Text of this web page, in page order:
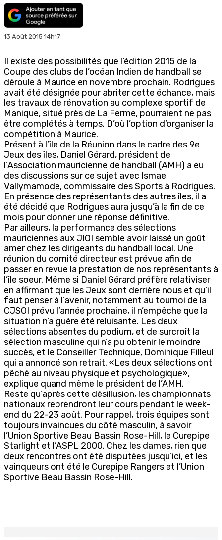
13 Août 2015 14h17
Il existe des possibilités que l’édition 2015 de la
Coupe des clubs de l’océan Indien de handball se
déroule à Maurice en novembre prochain. Rodrigues
avait été désignée pour abriter cette échance, mais
les travaux de rénovation au complexe sportif de
Manique, situé près de La Ferme, pourraient ne pas
être complétés à temps. D’où l’option d’organiser la
compétition à Maurice.
Présent à l’île de la Réunion dans le cadre des 9e
Jeux des îles, Daniel Gérard, président de
l’Association mauricienne de handball (AMH) a eu
des discussions sur ce sujet avec Ismael
Vallymamode, commissaire des Sports à Rodrigues.
En présence des représentants des autres îles, il a
été décidé que Rodrigues aura jusqu’à la fin de ce
mois pour donner une réponse définitive.
Par ailleurs, la performance des sélections
mauriciennes aux JIOI semble avoir laissé un goût
amer chez les dirigeants du handball local. Une
réunion du comité directeur est prévue afin de
passer en revue la prestation de nos représentants à
l’île soeur. Même si Daniel Gérard préfère relativiser
en affirmant que les Jeux sont derrière nous et qu’il
faut penser à l’avenir, notamment au tournoi de la
CJSOI prévu l’année prochaine, il n’empêche que la
situation n’a guère été reluisante. Les deux
sélections absentes du podium, et de surcroît la
sélection masculine qui n’a pu obtenir le moindre
succès, et le Conseiller Technique, Dominique Filleul
qui a annoncé son retrait. «Les deux sélections ont
pêché au niveau physique et psychologique»,
explique quand même le président de l’AMH.
Reste qu’après cette désillusion, les championnats
nationaux reprendront leur cours pendant le week-
end du 22-23 août. Pour rappel, trois équipes sont
toujours invaincues du côté masculin, à savoir
l’Union Sportive Beau Bassin Rose-Hill, le Curepipe
Starlight et l’ASPL 2000. Chez les dames, rien que
deux rencontres ont été disputées jusqu’ici, et les
vainqueurs ont été le Curepipe Rangers et l’Union
Sportive Beau Bassin Rose-Hill.